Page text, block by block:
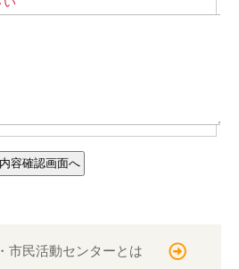
市民活動センターとは